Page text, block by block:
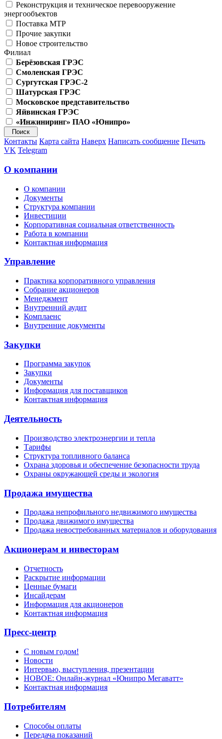
Реконструкция и техническое перевооружение
энергообъектов
Поставка МТР
Прочие закупки
Новое строительство
Филиал
Берёзовская ГРЭС
Смоленская ГРЭС
Сургутская ГРЭС-2
Шатурская ГРЭС
Московское представительство
Яйвинская ГРЭС
«Инжиниринг» ПАО «Юнипро»
Контакты Карта сайта Наверх Написать сообщение Печать
VK Telegram
О компании
О компании
Документы
Структура компании
Инвестиции
Корпоративная социальная ответственность
Работа в компании
Контактная информация
Управление
Практика корпоративного управления
Собрание акционеров
Менеджмент
Внутренний аудит
Комплаенс
Внутренние документы
Закупки
Программа закупок
Закупки
Документы
Информация для поставщиков
Контактная информация
Деятельность
Производство электроэнергии и тепла
Тарифы
Структура топливного баланса
Охрана здоровья и обеспечение безопасности труда
Охраны окружающей среды и экология
Продажа имущества
Продажа непрофильного недвижимого имущества
Продажа движимого имущества
Продажа невостребованных материалов и оборудования
Акционерам и инвесторам
Отчетность
Раскрытие информации
Ценные бумаги
Инсайдерам
Информация для акционеров
Контактная информация
Пресс-центр
С новым годом!
Новости
Интервью, выступления, презентации
НОВОЕ: Онлайн-журнал «Юнипро Мегаватт»
Контактная информация
Потребителям
Способы оплаты
Передача показаний